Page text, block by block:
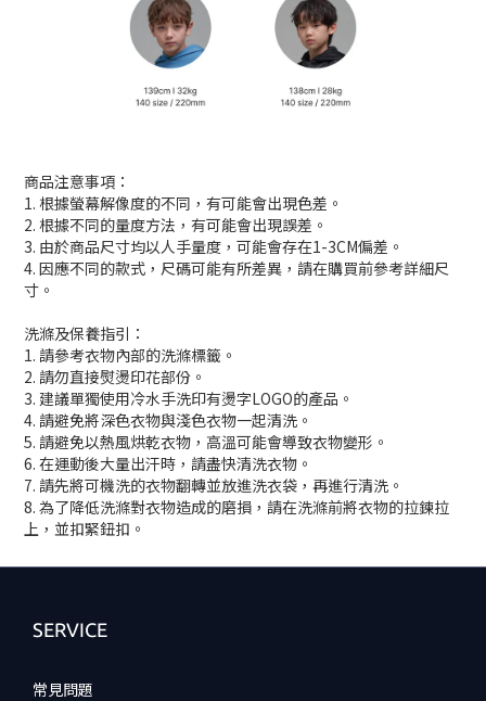
商品注意事項：
1. 根據螢幕解像度的不同，有可能會出現色差。
2. 根據不同的量度方法，有可能會出現誤差。
3. 由於商品尺寸均以人手量度，可能會存在1-3CM偏差。
4. 因應不同的款式，尺碼可能有所差異，請在購買前參考詳細尺
寸。
洗滌及保養指引：
1. 請參考衣物內部的洗滌標籤。
2. 請勿直接熨燙印花部份。
3. 建議單獨使用冷水手洗印有燙字LOGO的產品。
4. 請避免將深色衣物與淺色衣物一起清洗。
5. 請避免以熱風烘乾衣物，高溫可能會導致衣物變形。
6. 在運動後大量出汗時，請盡快清洗衣物。
7. 請先將可機洗的衣物翻轉並放進洗衣袋，再進行清洗。
8. 為了降低洗滌對衣物造成的磨損，請在洗滌前將衣物的拉鍊拉
上，並扣緊鈕扣。
SERVICE
常見問題